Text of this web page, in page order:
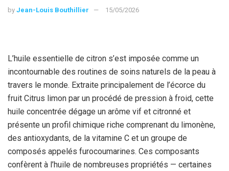
by Jean-Louis Bouthillier 15/05/2026
L’huile essentielle de citron s’est imposée comme un
incontournable des routines de soins naturels de la peau à
travers le monde. Extraite principalement de l’écorce du
fruit Citrus limon par un procédé de pression à froid, cette
huile concentrée dégage un arôme vif et citronné et
présente un profil chimique riche comprenant du limonène,
des antioxydants, de la vitamine C et un groupe de
composés appelés furocoumarines. Ces composants
confèrent à l’huile de nombreuses propriétés — certaines